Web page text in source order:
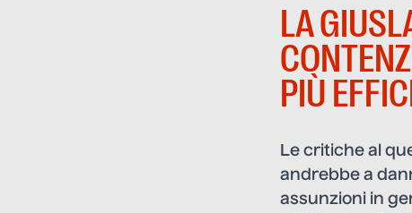
LA
PIÙ
Le critiche al
andrebbe a
assunzioni in